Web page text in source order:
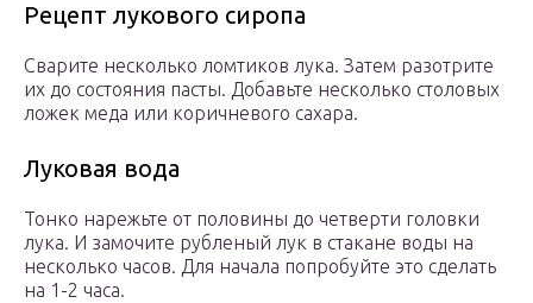
Рецепт лукового сиропа
Сварите несколько ломтиков лука. Затем разотрите
их до состояния пасты. Добавьте несколько столовых
ложек меда или коричневого сахара.
Луковая вода
Тонко нарежьте от половины до четверти головки
лука. И замочите рубленый лук в стакане воды на
несколько часов. Для начала попробуйте это сделать
на 1-2 часа.